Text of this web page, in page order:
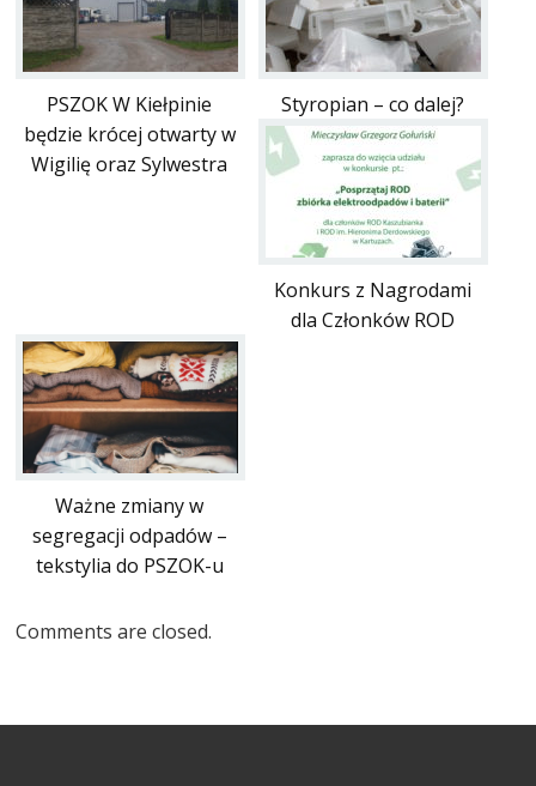
PSZOK W Kiełpinie
będzie krócej otwarty w
Wigilię oraz Sylwestra
Styropian – co dalej?
Konkurs z Nagrodami
dla Członków ROD
Ważne zmiany w
segregacji odpadów –
tekstylia do PSZOK-u
Comments are closed.